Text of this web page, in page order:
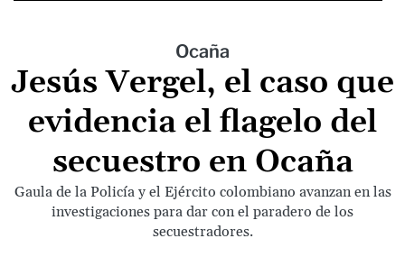
Ocaña
Jesús Vergel, el caso que
evidencia el flagelo del
secuestro en Ocaña
Gaula de la Policía y el Ejército colombiano avanzan en las
investigaciones para dar con el paradero de los
secuestradores.